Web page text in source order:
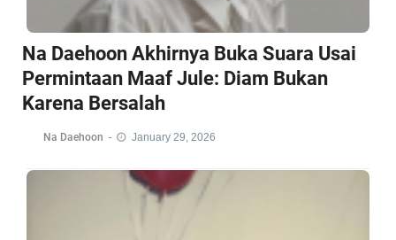
Na Daehoon Akhirnya Buka Suara Usai
Permintaan Maaf Jule: Diam Bukan
Karena Bersalah
Na Daehoon - January 29, 2026